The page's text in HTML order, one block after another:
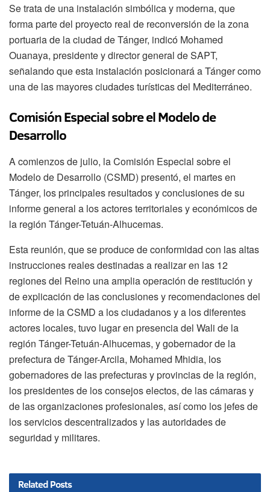
Se trata de una instalación simbólica y moderna, que
forma parte del proyecto real de reconversión de la zona
portuaria de la ciudad de Tánger, indicó Mohamed
Ouanaya, presidente y director general de SAPT,
señalando que esta instalación posicionará a Tánger como
una de las mayores ciudades turísticas del Mediterráneo.
Comisión Especial sobre el Modelo de
Desarrollo
A comienzos de julio, la Comisión Especial sobre el
Modelo de Desarrollo (CSMD) presentó, el martes en
Tánger, los principales resultados y conclusiones de su
informe general a los actores territoriales y económicos de
la región Tánger-Tetuán-Alhucemas.
Esta reunión, que se produce de conformidad con las altas
instrucciones reales destinadas a realizar en las 12
regiones del Reino una amplia operación de restitución y
de explicación de las conclusiones y recomendaciones del
informe de la CSMD a los ciudadanos y a los diferentes
actores locales, tuvo lugar en presencia del Wali de la
región Tánger-Tetuán-Alhucemas, y gobernador de la
prefectura de Tánger-Arcila, Mohamed Mhidia, los
gobernadores de las prefecturas y provincias de la región,
los presidentes de los consejos electos, de las cámaras y
de las organizaciones profesionales, así como los jefes de
los servicios descentralizados y las autoridades de
seguridad y militares.
RelatedPosts